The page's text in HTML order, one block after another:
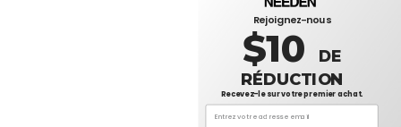
Rejoignez-nous
$10 DE
RÉDUCTION
Recevez-le sur votre premier achat.